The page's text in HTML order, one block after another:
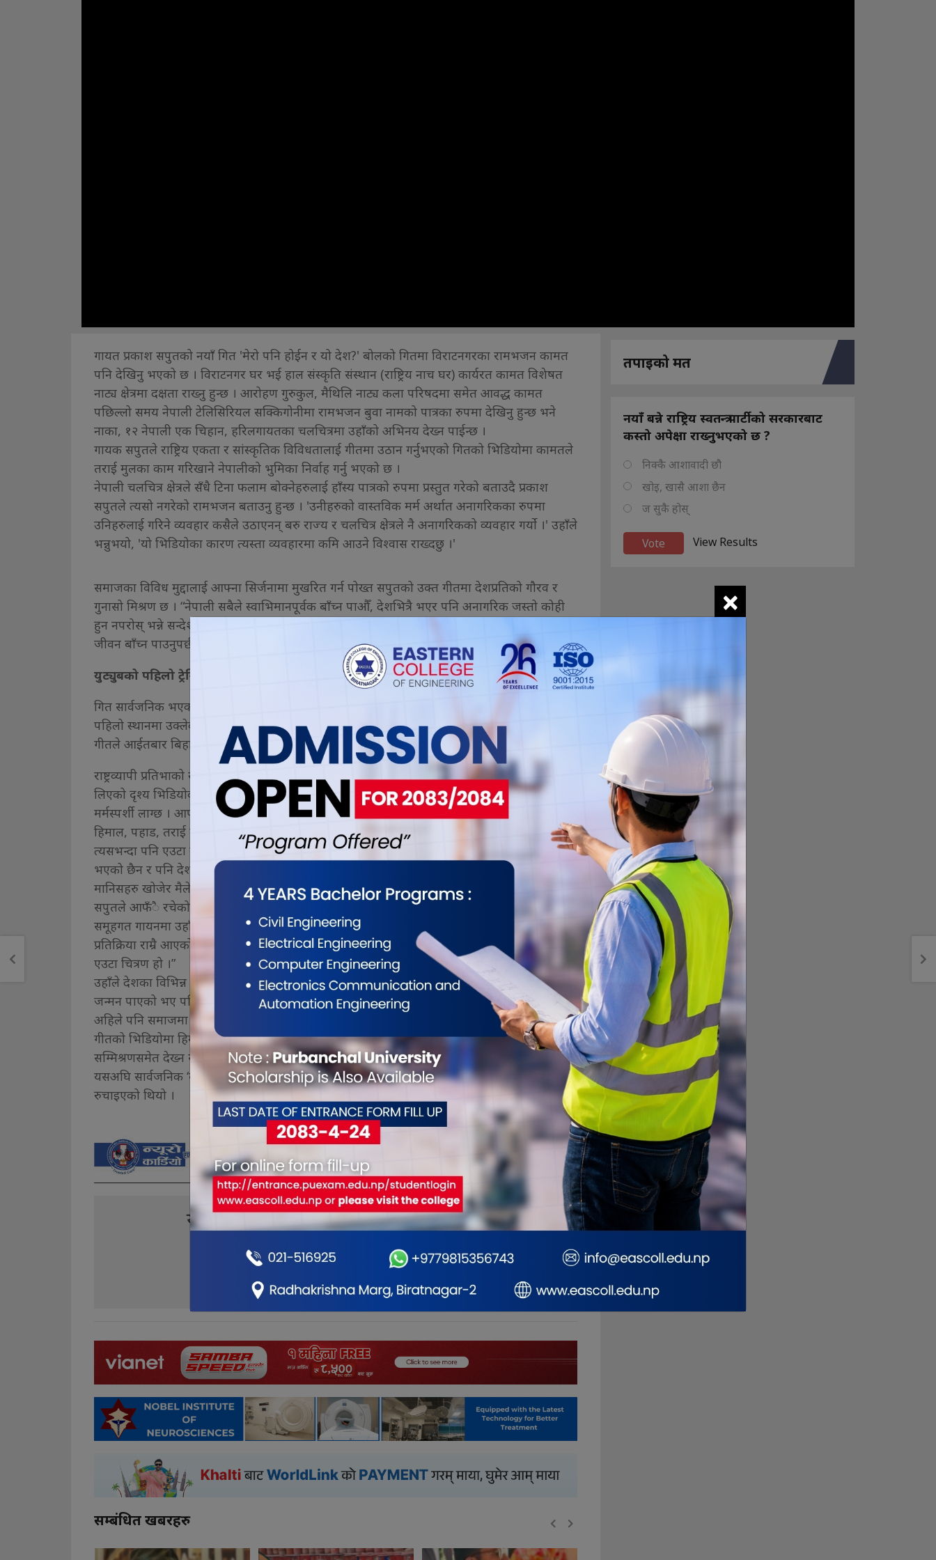
गायत प्रकाश सपुतको नयाँ गित 'मेरो पनि होईन र यो देश?' बोलको गितमा विराटनगरका रामभजन कामत
पनि देखिनु भएको छ । विराटनगर घर भई हाल संस्कृति संस्थान (राष्ट्रिय नाच घर) कार्यरत कामत विशेषत
नाट्य क्षेत्रमा दक्षता राख्नु हुन्छ । आरोहण गुरुकुल, मैथिलि नाट्य कला परिषदमा समेत आवद्ध कामत
पछिल्लो समय नेपाली टेलिसिरियल सक्किगोनीमा रामभजन बुवा नामको पात्रका रुपमा देखिनु हुन्छ भने
नाका, १२ नेपाली एक चिहान, हरिलगायतका चलचित्रमा उहाँको अभिनय देख्न पाईन्छ ।
गायक सपुतले राष्ट्रिय एकता र सांस्कृतिक विविधतालाई गीतमा उठान गर्नुभएको गितको भिडियोमा कामतले
तराई मुलका काम गरिखाने नेपालीको भुमिका निर्वाह गर्नु भएको छ ।
नेपाली चलचित्र क्षेत्रले सँधै टिना फलाम बोक्नेहरुलाई हाँस्य पात्रको रुपमा प्रस्तुत गरेको बताउदै प्रकाश
सपुतले त्यसो नगरेको रामभजन बताउनु हुन्छ । 'उनीहरुको वास्तविक मर्म अर्थात अनागरिकका रुपमा
उनिहरुलाई गरिने व्यवहार कसैले उठाएनन् बरु राज्य र चलचित्र क्षेत्रले नै अनागरिकको व्यवहार गर्यो ।' उहाँले
भन्नुभयो, 'यो भिडियोका कारण त्यस्ता व्यवहारमा कमि आउने विश्वास राख्दछु ।'
समाजका विविध मुद्दालाई आफ्ना सिर्जनामा मुखरित गर्न पोख्त सपुतको उक्त गीतमा देशप्रतिको गौरव र
गुनासो मिश्रण छ । “नेपाली सबैले स्वाभिमानपूर्वक बाँच्न पाऔँ, देशभित्रै भएर पनि अनागरिक जस्तो कोही
हुन नपरोस् भन्ने सन्देश गीतले दिन्छ”, सपुतले भन्नुभयो, “हरेक नागरिकले आत्मगौरवका साथ र सम्मानपूर्वक
जीवन बाँच्न पाउनुपर्छ भन्ने नै गीतको केन्द्रीय भावभूमि हो ।”
युट्युबको पहिलो ट्रेन्डिङ्गमा
गित सार्वजनिक भएको गायक/सर्जक प्रकाश सपुतको गीत ‘मेरो पनि होइन र यो देश ?’ युट्युब ट्रेन्डिङको
पहिलो स्थानमा उक्लेको छ । सपुतको आफ्नै युट्युब च्यानलबाट शुक्रबार साँझ सार्वजनिक गरिएको उक्त
गीतले आईतबार बिहानसम्म नौ लाख १८ हजार बढी भ्यूज बटुलिसकेको छ ।
राष्ट्रव्यापी प्रतिभाको खोजी कार्यक्रममा सपुतसहितका कलाकार ‘अनागरिक समूह’ बनाएर प्रतिस्पर्धामा भाग
लिएको दृश्य भिडियोको शुरुमा देखापर्छ । ‘अनागरिक समूह’बारे निर्णायकको प्रश्नमा सपुतले दिएको जवाफ
मर्मस्पर्शी लाग्छ । आफ्नो समूहको प्रस्तुति दिन मञ्चस्थ हुनुभएका सपुत भन्नुहुन्छ, “हामी देशैभरिबाट छौँ,
हिमाल, पहाड, तराई सबैतिरबाट, हामी सबै जनाको केही न केही प्रतिभा छ, केही न केही सपना छ,
त्यसभन्दा पनि एउटा स्वाभिमानी नेपाली भएर सुखी र सरल जीवन जिउने चाहना छ, तर त्यो चाहना पूरा
भएको छैन र पनि देशको बिछट्टै माया लाग्छ, नेपाली हुनुमा गौरव पनि भएको र गुनासो पनि भएको
मानिसहरु खोजेर मैले बनाएको हो यो समूह ।”
सपुतले आफँै रचेको गीतमा सङ्गीत पनि उहाँले नै दिनुभएको छ । मूल स्वर सपुतकै रहेको उक्त गीतको
समूहगत गायनमा उहाँलाई कलाकार देवेन्द्र बब्लु, सुनिल विकलगायतले सघाएका छन् । “तत्काललाई
प्रतिक्रिया राम्रै आएको छ, गीतमाथि विवेचना हुँदै जाला”, सपुतले भन्नुभयो, “गीत हाम्रै सामाजिक मनोदशाको
एउटा चित्रण हो ।”
उहाँले देशका विभिन्न ठाउँमा पुग्दा कस्तो देशमा जन्मेछु भनेर आफैँलाई धिक्कार्ने, बरु ठूलो÷विकसित देशमा
जन्मन पाएको भए पनि हुनेजस्ता गुनासो र कुण्ठामिश्रित कुरा सुन्नुपर्दा दुःख लाग्ने गरेको सुनाउनुभयो ।
अहिले पनि समाजमा दुःख, असमानता र विभेद कायमै रहेकाले त्यसको अन्त्य हुनुपर्ने उहाँ बताउनुहुन्छ ।
गीतको भिडियोमा हिमाल, पहाड, तराई र सातै प्रदेशका सांस्कृतिक पहिचान झल्काउने सङ्गीत र नृत्यको
सम्मिश्रणसमेत देख्न सकिन्छ । बागलुङको काठेखोला गाउँपालिका–३ धम्जामा जन्मनुभएका सपुतका
यसअघि सार्वजनिक ‘बोलमाया’, ‘गलबन्दी’, ‘फुटेका चुरा’ लगायतका गीतलाईसमेत युट्युबमा सर्वाधिक
रुचाइएको थियो ।
यो खबर पढेर तपाईलाई कस्तो महसुस भयो ?
2 0 1 0 0
सम्बंधित खबरहरु
तपाइको मत
नयाँ बन्ने राष्ट्रिय स्वतन्त्र पार्टीको सरकारबाट
कस्तो अपेक्षा राख्नुभएको छ ?
निक्कै आशावादी छौ
खोइ, खासै आशा छैन
ज सुकै होस्
View Results
×